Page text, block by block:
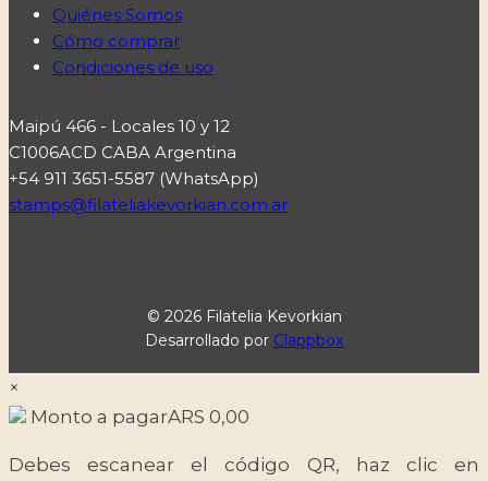
Quiénes Somos
Cómo comprar
Condiciones de uso
Maipú 466 - Locales 10 y 12
C1006ACD CABA Argentina
+54 911 3651-5587 (WhatsApp)
stamps@filateliakevorkian.com.ar
© 2026 Filatelia Kevorkian
Desarrollado por Clappbox
×
Monto a pagarARS 0,00
Debes escanear el código QR, haz clic en